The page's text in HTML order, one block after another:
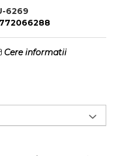
6269
Cere informatii